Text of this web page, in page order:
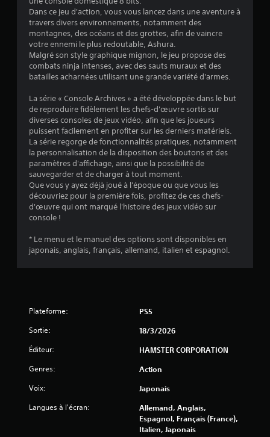
:
4
.
4
5
é
o
l
e
r
1
Dans ce jeu d'action, vous vous lancez dans une aventure à
travers divers environnements, notamment des
montagnes, des océans et des grottes, afin de vaincre
votre ennemi le plus redoutable, Ashura.
Malgré son style graphique mignon, le jeu propose des
combats ninja intenses, avec des sauts muraux et des
batailles acharnées utilisant une grande variété d'armes.
La série « Console Archives » a été développée dans le but
de reproduire fidèlement les chefs-d'œuvre sortis sur
diverses consoles de jeux vidéo, afin que les joueurs
puissent facilement en profiter sur les derniers matériels.
La série regorge de fonctionnalités pratiques, notamment
la personnalisation de la disposition des boutons et des
paramètres d'affichage, ainsi que la possibilité de
sauvegarder et de charger à tout moment.
Que vous y ayez déjà joué à l'époque ou que vous les
découvriez pour la première fois, profitez de ces chefs-
d'œuvre qui ont marqué l'histoire des jeux vidéo sur
console !
* Le menu et le manuel des options sont disponibles en
japonais, anglais, français, allemand, italien et espagnol.
Plateforme: PS5
Sortie: 18/3/2026
Éditeur: HAMSTER CORPORATION
Genres: Action
Voix: Japonais
Langues à l'écran:
Allemand, Anglais,
Espagnol, Français (France),
Italien, Japonais